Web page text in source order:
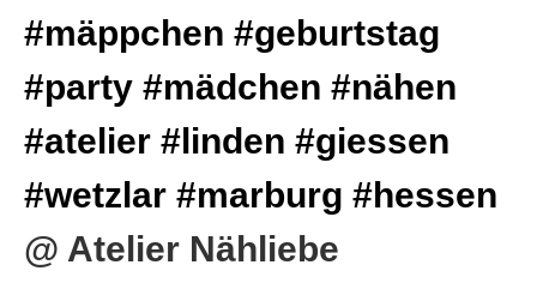
#mäppchen #geburtstag
#party #mädchen #nähen
#atelier #linden #giessen
#wetzlar #marburg #hessen
@ Atelier Nähliebe